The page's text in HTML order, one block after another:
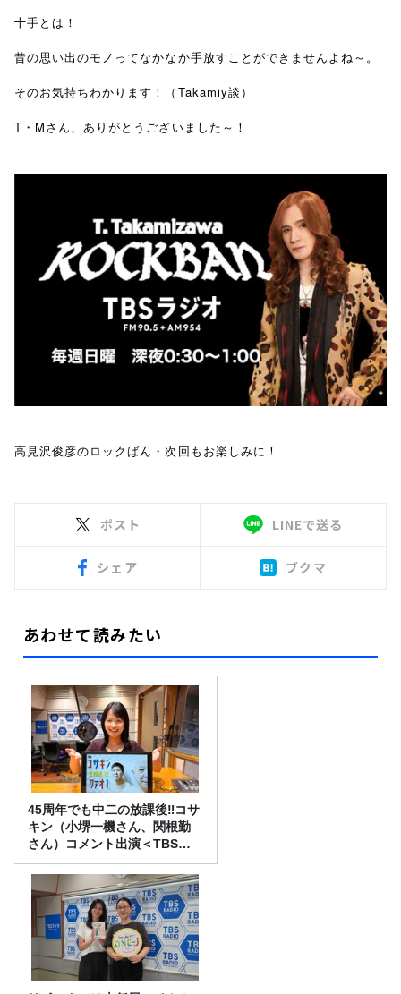
十手とは！
昔の思い出のモノってなかなか手放すことができませんよね～。
そのお気持ちわかります！（Takamiy談）
T・Mさん、ありがとうございました～！
高見沢俊彦のロックばん・次回もお楽しみに！
ポスト LINEで送る
シェア ブクマ
あわせて読みたい
45周年でも中二の放課後‼コサ
キン（小堺一機さん、関根勤
さん）コメント出演＜TBSラ
ジオ番組審議会からのご報告
＞